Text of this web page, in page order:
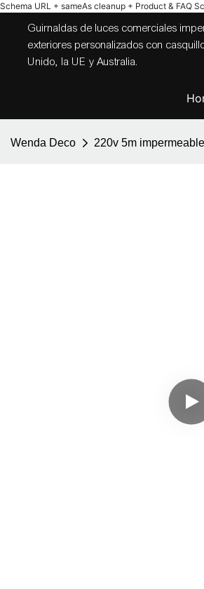
Schema URL + sameAs cleanup + Product & FAQ
Guirnaldas de luces comerciales
exteriores personalizados con
Unido, la UE y Australia.
Wenda Deco 220v 5m